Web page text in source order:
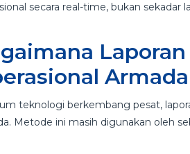
secara real-time, bukan sekadar
teknologi berkembang pesat,
Metode ini masih digunakan oleh